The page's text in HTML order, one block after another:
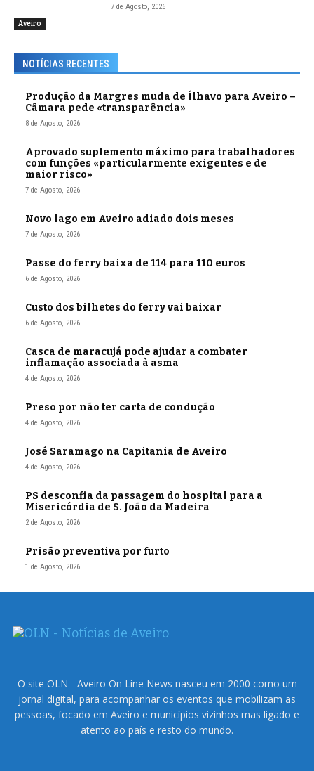
Aveiro
7 de Agosto, 2026
NOTÍCIAS RECENTES
Produção da Margres muda de Ílhavo para Aveiro –
Câmara pede «transparência»
8 de Agosto, 2026
Aprovado suplemento máximo para trabalhadores
com funções «particularmente exigentes e de
maior risco»
7 de Agosto, 2026
Novo lago em Aveiro adiado dois meses
7 de Agosto, 2026
Passe do ferry baixa de 114 para 110 euros
6 de Agosto, 2026
Custo dos bilhetes do ferry vai baixar
6 de Agosto, 2026
Casca de maracujá pode ajudar a combater
inflamação associada à asma
4 de Agosto, 2026
Preso por não ter carta de condução
4 de Agosto, 2026
José Saramago na Capitania de Aveiro
4 de Agosto, 2026
PS desconfia da passagem do hospital para a
Misericórdia de S. João da Madeira
2 de Agosto, 2026
Prisão preventiva por furto
1 de Agosto, 2026
O site OLN - Aveiro On Line News nasceu em 2000 como um
jornal digital, para acompanhar os eventos que mobilizam as
pessoas, focado em Aveiro e municípios vizinhos mas ligado e
atento ao país e resto do mundo.